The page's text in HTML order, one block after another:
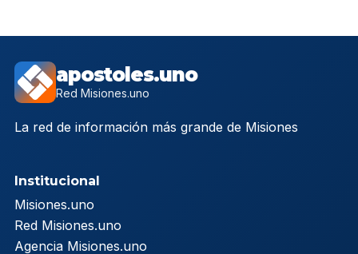
apostoles.uno
Red Misiones.uno
La red de información más grande de Misiones
Institucional
Misiones.uno
Red Misiones.uno
Agencia Misiones.uno